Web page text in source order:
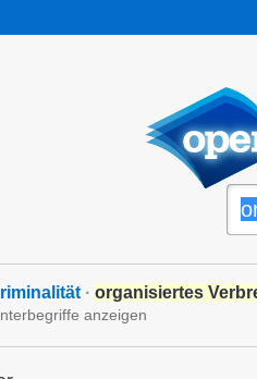
· organisiertes
anzeigen